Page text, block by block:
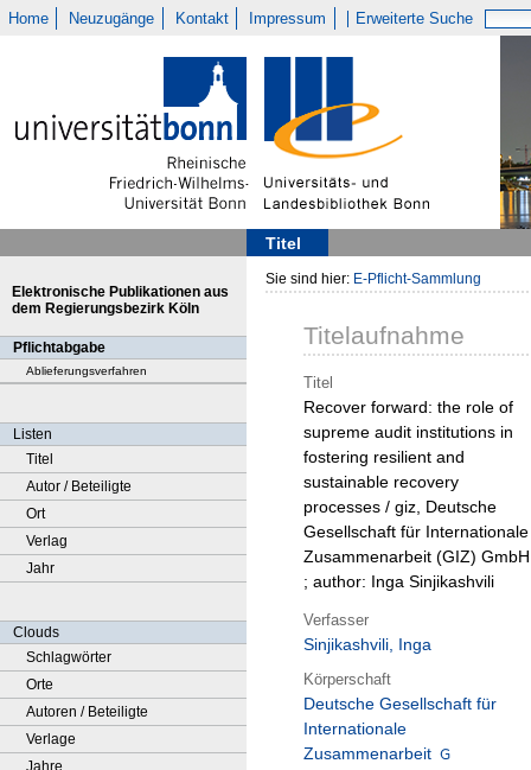
Home Neuzugänge Kontakt Impressum Erweiterte Suche
Titel
Elektronische Publikationen aus
dem Regierungsbezirk Köln
Pflichtabgabe
Ablieferungsverfahren
Listen
Titel
Autor / Beteiligte
Ort
Verlag
Jahr
Clouds
Schlagwörter
Orte
Autoren / Beteiligte
Verlage
Jahre
Sie sind hier: E-Pflicht-Sammlung
Titelaufnahme
Titel
Recover forward: the role of
supreme audit institutions in
fostering resilient and
sustainable recovery
processes / giz, Deutsche
Gesellschaft für Internationale
Zusammenarbeit (GIZ) GmbH
; author: Inga Sinjikashvili
Verfasser
Sinjikashvili, Inga
Körperschaft
Deutsche Gesellschaft für
Internationale
Zusammenarbeit